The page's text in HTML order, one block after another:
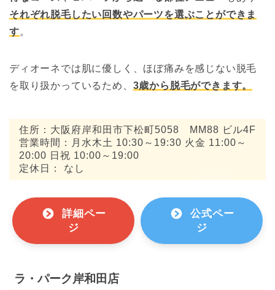
それぞれ脱毛したい回数やパーツを選ぶことができま
す。
ディオーネでは肌に優しく、ほぼ痛みを感じない脱毛
を取り扱かっているため、 3歳から脱毛ができます。
住所：大阪府岸和田市下松町5058 MM88 ビル4F
営業時間：月水木土 10:30～19:30 火金 11:00～
20:00 日祝 10:00～19:00
定休日： なし
詳細ペー
ジ
公式ペー
ジ
ラ・パーク岸和田店